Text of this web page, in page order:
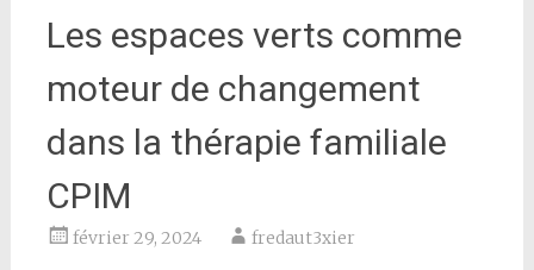
Les espaces verts comme
moteur de changement
dans la thérapie familiale
CPIM
février 29, 2024 fredaut3xier